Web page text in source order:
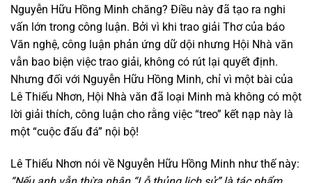
Nguyễn Hữu Hồng Minh chăng? Điều này đã tạo ra nghi
vấn lớn trong công luận. Bởi vì khi trao giải Thơ của báo
Văn nghệ, công luận phản ứng dữ dội nhưng Hội Nhà văn
vẫn bao biện việc trao giải, không có rút lại quyết định.
Nhưng đối với Nguyễn Hữu Hồng Minh, chỉ vì một bài của
Lê Thiếu Nhơn, Hội Nhà văn đã loại Minh mà không có một
lời giải thích, công luận cho rằng việc “treo” kết nạp này là
một “cuộc đấu đá” nội bộ!
Lê Thiếu Nhơn nói về Nguyễn Hữu Hồng Minh như thế này: